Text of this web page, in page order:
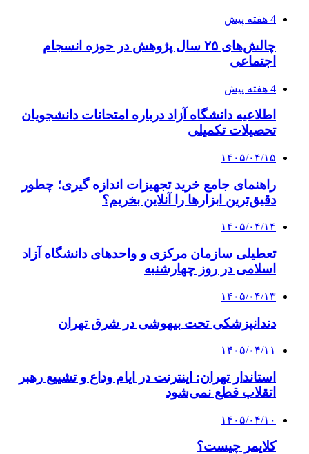
4 هفته پیش
چالش‌های ۲۵ سال پژوهش در حوزه انسجام
اجتماعی
4 هفته پیش
اطلاعیه دانشگاه آزاد درباره امتحانات دانشجویان
تحصیلات تکمیلی
۱۴۰۵/۰۴/۱۵
راهنمای جامع خرید تجهیزات اندازه گیری؛ چطور
دقیق‌ترین ابزارها را آنلاین بخریم؟
۱۴۰۵/۰۴/۱۴
تعطیلی سازمان مرکزی و واحدهای دانشگاه آزاد
اسلامی در روز چهارشنبه
۱۴۰۵/۰۴/۱۳
دندانپزشکی تحت بیهوشی در شرق تهران
۱۴۰۵/۰۴/۱۱
استاندار تهران: اینترنت در ایام وداع و تشییع رهبر
اتقلاب قطع نمی‌شود
۱۴۰۵/۰۴/۱۰
کلایمر چیست؟